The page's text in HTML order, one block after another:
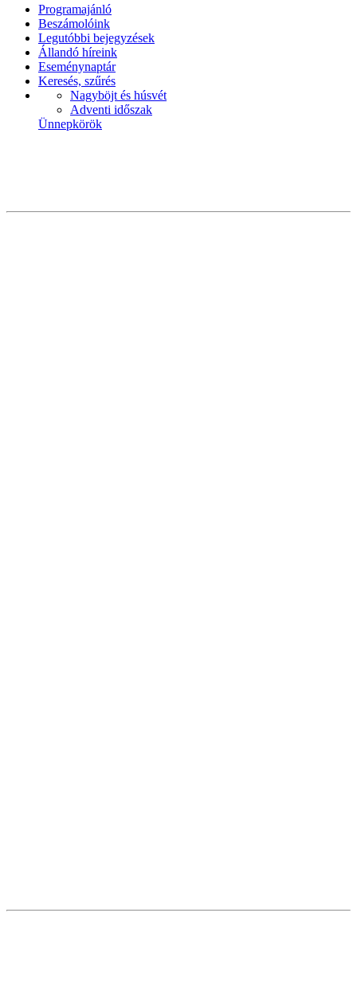
Programajánló
Beszámolóink
Legutóbbi bejegyzések
Állandó híreink
Eseménynaptár
Keresés, szűrés
Nagyböjt és húsvét
Adventi időszak
Ünnepkörök